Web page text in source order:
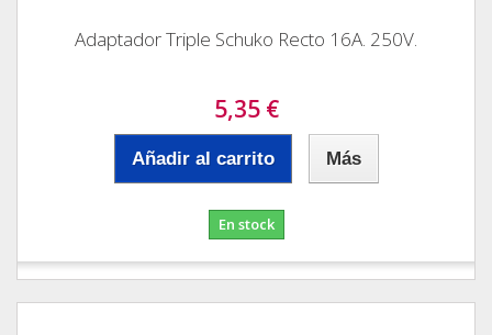
Adaptador Triple Schuko Recto 16A. 250V.
5,35 €
Añadir al carrito Más
En stock